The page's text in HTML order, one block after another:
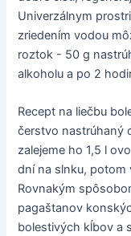
Univerzálnym
zriedením vodou
roztok - 50 g
alkoholu a po 2
Recept na liečbu
čerstvo nastrúhaný
zalejeme ho 1,5 l
dní na slnku, potom
Rovnakým
pagaštanov
bolestivých kĺbov a